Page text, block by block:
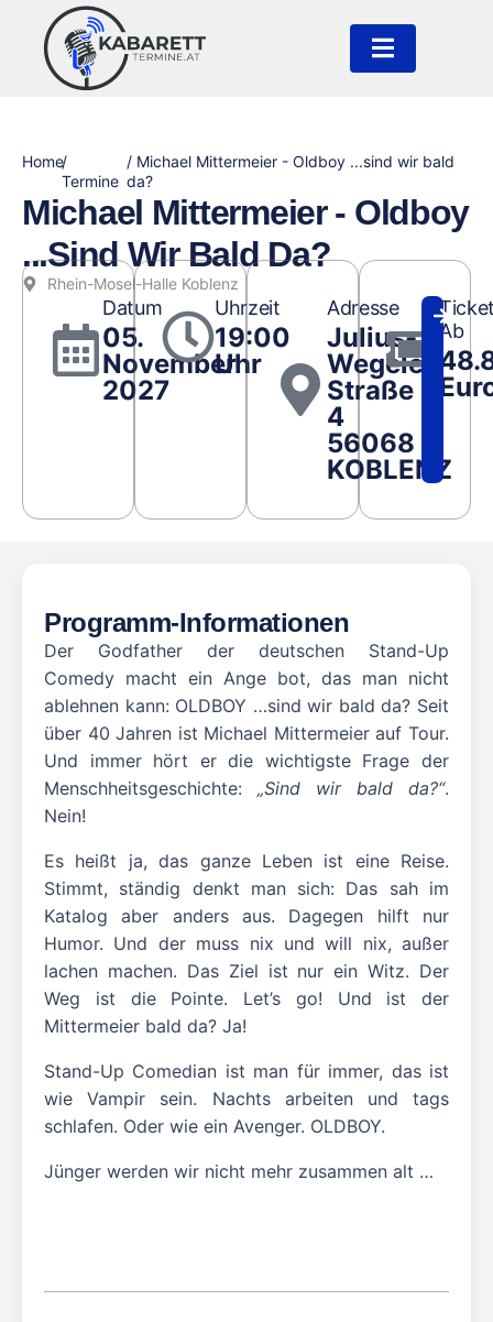
Home/
Termine
/ Michael Mittermeier - Oldboy ...sind wir bald
da?
Michael Mittermeier - Oldboy
...sind Wir Bald Da?
Rhein-Mosel-Halle Koblenz
Datum
05.
November
2027
Uhrzeit
19:00
Uhr
Adresse
Julius-
Wegeler-
Straße
4
56068
KOBLENZ
Ab
Programm-Informationen
Der Godfather der deutschen Stand-Up
Comedy macht ein Ange bot, das man nicht
ablehnen kann: OLDBOY …sind wir bald da? Seit
über 40 Jahren ist Michael Mittermeier auf Tour.
Und immer hört er die wichtigste Frage der
Menschheitsgeschichte: „Sind wir bald da?“.
Nein!
Es heißt ja, das ganze Leben ist eine Reise.
Stimmt, ständig denkt man sich: Das sah im
Katalog aber anders aus. Dagegen hilft nur
Humor. Und der muss nix und will nix, außer
lachen machen. Das Ziel ist nur ein Witz. Der
Weg ist die Pointe. Let’s go! Und ist der
Mittermeier bald da? Ja!
Stand-Up Comedian ist man für immer, das ist
wie Vampir sein. Nachts arbeiten und tags
schlafen. Oder wie ein Avenger. OLDBOY.
Jünger werden wir nicht mehr zusammen alt …